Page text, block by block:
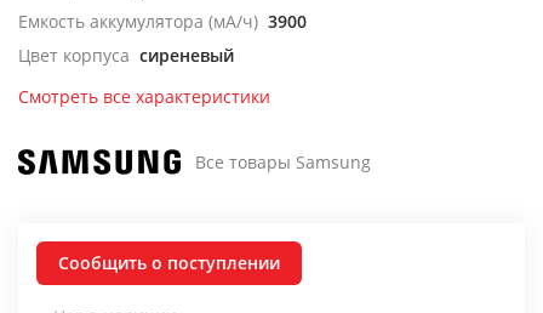
Емкость аккумулятора (мА/ч) 3900
Цвет корпуса сиреневый
Смотреть все характеристики
Все товары Samsung
Сообщить о поступлении